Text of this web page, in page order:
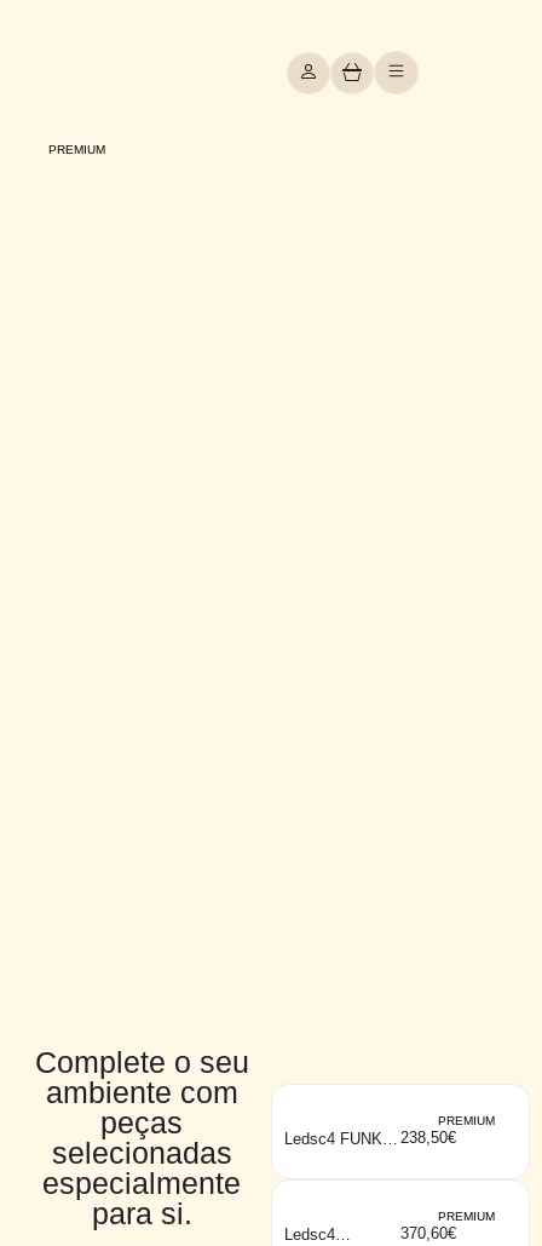
PREMIUM
Complete o seu
ambiente com
peças
selecionadas
especialmente
para si.
PREMIUM
Ledsc4 FUNK
238,50€
PREMIUM
Ledsc4
370,60€